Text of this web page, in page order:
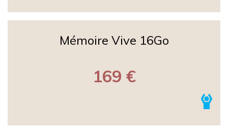
Mémoire Vive 16Go
169 €